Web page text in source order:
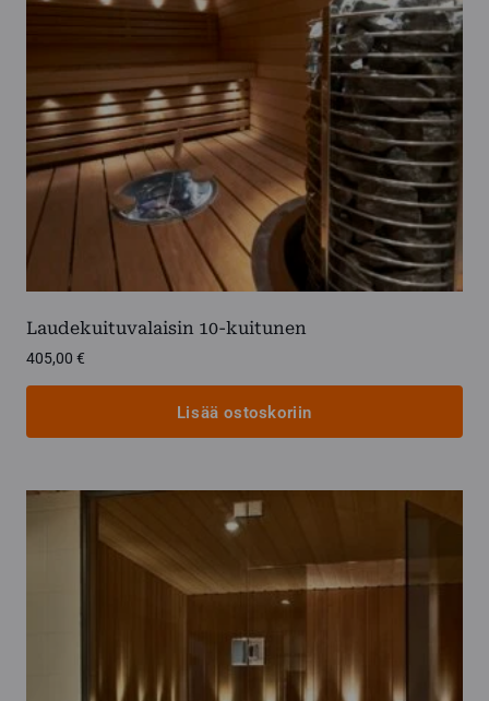
Laudekuituvalaisin 10-kuitunen
405,00 €
Lisää ostoskoriin